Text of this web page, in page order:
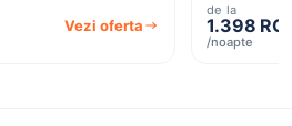
Vezi oferta
de la
1.398
/noapte